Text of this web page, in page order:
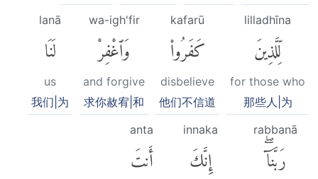
lilladhīna
لِّلَّذِينَ
for those who
那些人|为
kafarū
كَفَرُوا۟
disbelieve
他们不信道
wa-igh'fir
وَٱغْفِرْ
and forgive
求你赦宥|和
lanā
لَنَا
us
我们|为
rabbanā
رَبَّنَآۖ
innaka
إِنَّكَ
anta
أَنتَ